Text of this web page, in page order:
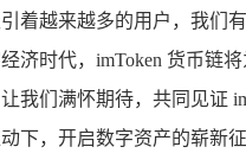
着越来越多的用户，我们
济时代，imToken 货币链
我们满怀期待，共同见证
下，开启数字资产的崭新